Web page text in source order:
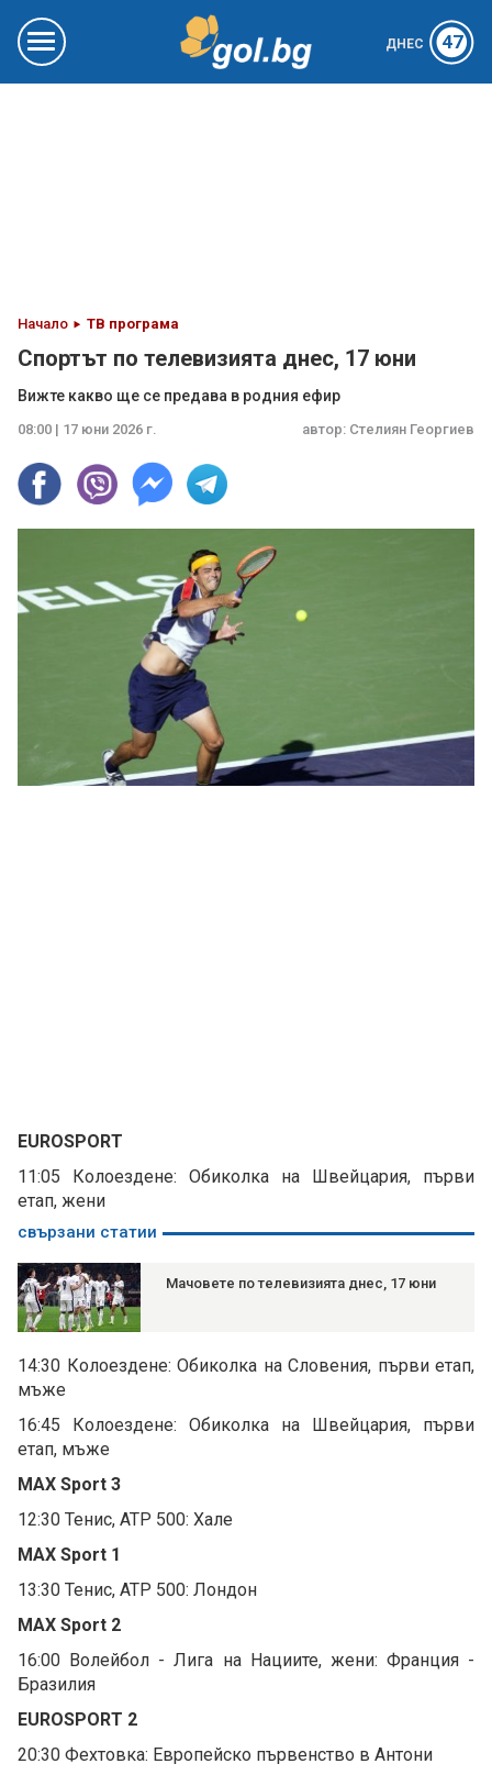
ДНЕС 47
Начало ТВ програма
Спортът по телевизията днес, 17 юни
Вижте какво ще се предава в родния ефир
08:00 | 17 юни 2026 г. автор: Стелиян Георгиев
EUROSPORT
11:05 Колоездене: Обиколка на Швейцария, първи
етап, жени
свързани статии
Мачовете по телевизията днес, 17 юни
14:30 Колоездене: Обиколка на Словения, първи етап,
мъже
16:45 Колоездене: Обиколка на Швейцария, първи
етап, мъже
MAX Sport 3
12:30 Тенис, ATP 500: Хале
MAX Sport 1
13:30 Тенис, ATP 500: Лондон
MAX Sport 2
16:00 Волейбол - Лига на Нациите, жени: Франция -
Бразилия
EUROSPORT 2
20:30 Фехтовка: Европейско първенство в Антони